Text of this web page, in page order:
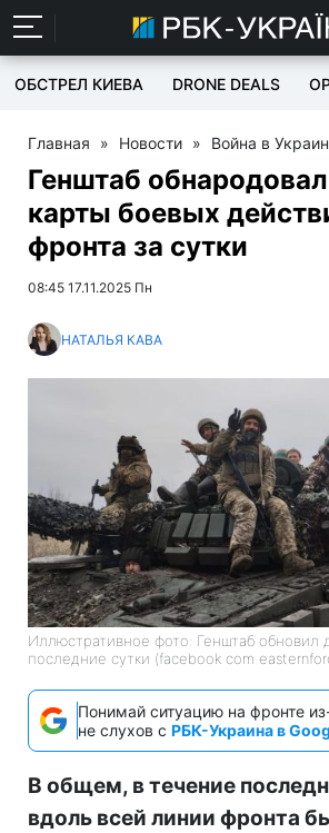
ОБСТРЕЛ КИЕВА DRONE DEALS
Главная » Новости » Война в
Генштаб
карты боевых
фронта за сутки
08:45 17.11.2025 Пн
НАТАЛЬЯ КАВА
Иллюстративное фото: Генштаб обновил
последние сутки (facebook com
Понимай ситуацию на фронте
не слухов с РБК-Украина в
В общем, в течение
вдоль всей линии фронта